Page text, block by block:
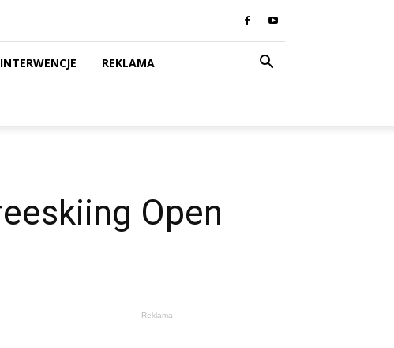
INTERWENCJE REKLAMA
Open
Reklama